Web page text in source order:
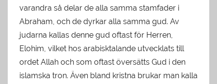
varandra så delar de alla samma stamfader i
Abraham, och de dyrkar alla samma gud. Av
judarna kallas denne gud oftast för Herren,
Elohim, vilket hos arabisktalande utvecklats till
ordet Allah och som oftast översätts Gud i den
islamska tron. Även bland kristna brukar man kalla